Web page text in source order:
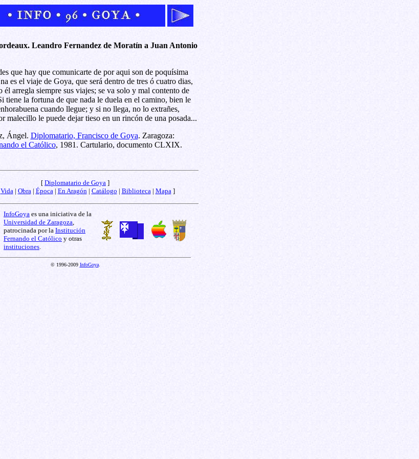
Leandro Fernandez de Moratín a Juan Antonio
que hay que comunicarte de por aqui son de poquísima
es el viaje de Goya, que será dentro de tres ó cuatro dias,
él arregla siempre sus viajes; se va solo y mal contento de
tiene la fortuna de que nada le duela en el camino, bien le
cuando llegue; y si no llega, no lo extrañes,
malecillo le puede dejar tieso en un rincón de una posada...
Ángel. Diplomatario, Francisco de Goya. Zaragoza:
el Católico, 1981. Cartulario, documento CLXIX.
[ Diplomatario de Goya ]
Vida | Obra | Época | En Aragón | Catálogo | Biblioteca | Mapa ]
InfoGoya es una iniciativa de la
Universidad de Zaragoza
patrocinada por la Institución
Fernando el Católico y otras
instituciones
© 1996-2009 InfoGoya.